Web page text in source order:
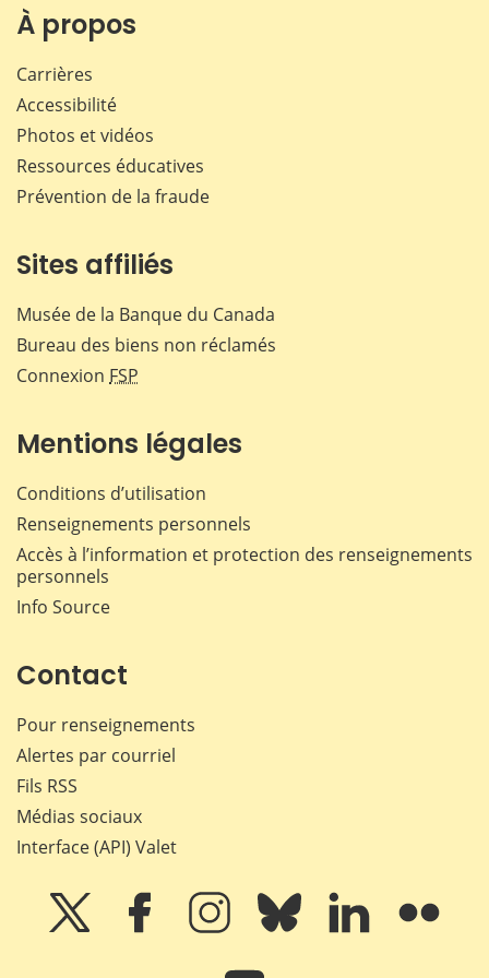
À propos
Carrières
Accessibilité
Photos et vidéos
Ressources éducatives
Prévention de la fraude
Sites affiliés
Musée de la Banque du Canada
Bureau des biens non réclamés
Connexion FSP
Mentions légales
Conditions d’utilisation
Renseignements personnels
Accès à l’information et protection des renseignements
personnels
Info Source
Contact
Pour renseignements
Alertes par courriel
Fils RSS
Médias sociaux
Interface (API) Valet